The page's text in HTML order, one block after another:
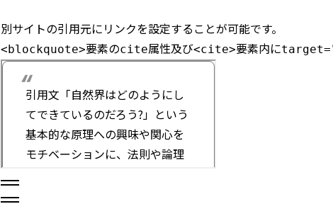
別サイトの引用元にリンクを設定することが可能です。
<blockquote>要素のcite属性及び<cite>要素内に